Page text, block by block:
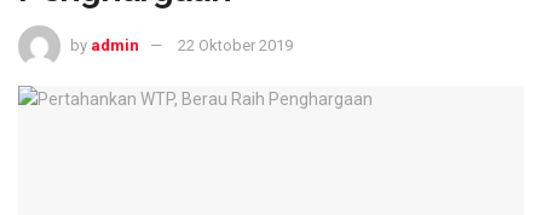
by admin 22 Oktober 2019